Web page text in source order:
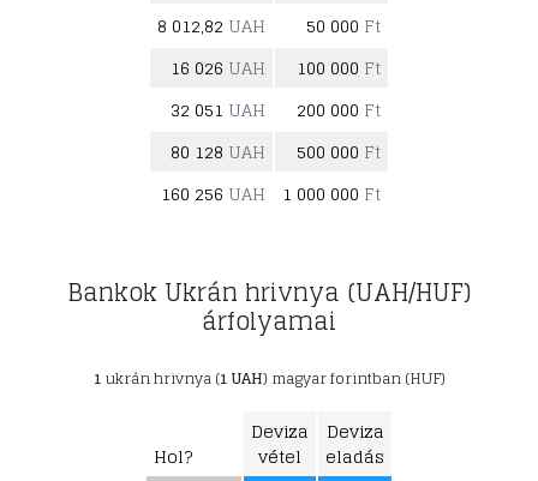
8 012,82 UAH 50 000 Ft
16 026 UAH 100 000 Ft
32 051 UAH 200 000 Ft
80 128 UAH 500 000 Ft
160 256 UAH 1 000 000 Ft
Bankok Ukrán hrivnya (UAH/HUF)
árfolyamai
1ukrán hrivnya (1 UAH) magyar forintban (HUF)
Hol?
Deviza
vétel
Deviza
eladás